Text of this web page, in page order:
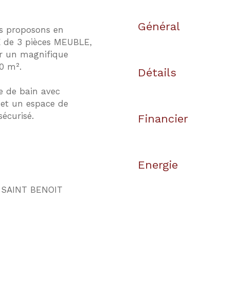
proposons en
3 pièces MEUBLE,
un magnifique
m².
de bain avec
un espace de
BENOIT
Général
Détails
Financier
Energie